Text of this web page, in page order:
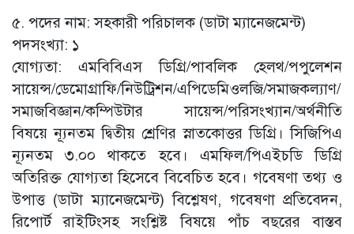
৫. পদের নাম: সহকারী পরিচালক (ডাটা ম্যানেজমেন্ট)
পদসংখ্যা: ১
যোগ্যতা: এমবিবিএস ডিগ্রি/পাবলিক হেলথ/পপুলেশন
সায়েন্স/ডেমোগ্রাফি/নিউট্রিশন/এপিডেমিওলজি/সমাজকল্যাণ/
সমাজবিজ্ঞান/কম্পিউটার সায়েন্স/পরিসংখ্যান/অর্থনীতি
বিষয়ে ন্যূনতম দ্বিতীয় শ্রেণির স্নাতকোত্তর ডিগ্রি। সিজিপিএ
ন্যূনতম ৩.০০ থাকতে হবে। এমফিল/পিএইচডি ডিগ্রি
অতিরিক্ত যোগ্যতা হিসেবে বিবেচিত হবে। গবেষণা তথ্য ও
উপাত্ত (ডাটা ম্যানেজমেন্ট) বিশ্লেষণ, গবেষণা প্রতিবেদন,
রিপোর্ট রাইটিংসহ সংশ্লিষ্ট বিষয়ে পাঁচ বছরের বাস্তব